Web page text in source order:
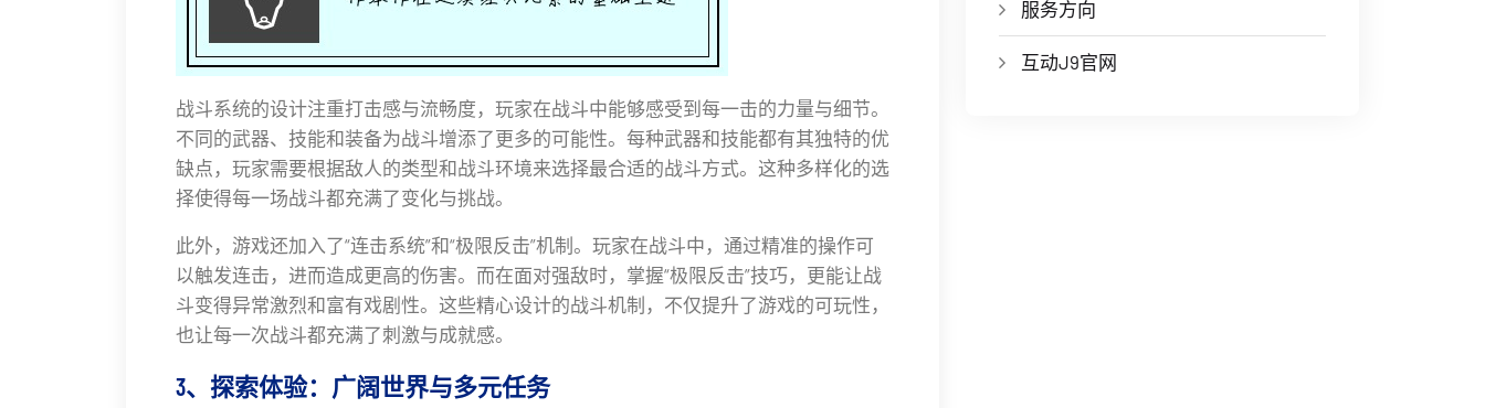
战斗系统的设计注重打击感与流畅度，玩家在战斗中能够感受到每一击的力量与细节。
不同的武器、技能和装备为战斗增添了更多的可能性。每种武器和技能都有其独特的优
缺点，玩家需要根据敌人的类型和战斗环境来选择最合适的战斗方式。这种多样化的选
择使得每一场战斗都充满了变化与挑战。
此外，游戏还加入了“连击系统”和“极限反击”机制。玩家在战斗中，通过精准的操作可
以触发连击，进而造成更高的伤害。而在面对强敌时，掌握“极限反击”技巧，更能让战
斗变得异常激烈和富有戏剧性。这些精心设计的战斗机制，不仅提升了游戏的可玩性，
也让每一次战斗都充满了刺激与成就感。
3、探索体验：广阔世界与多元任务
服务方向
互动J9官网